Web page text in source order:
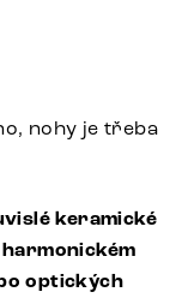
nohy je třeba
keramické
optických